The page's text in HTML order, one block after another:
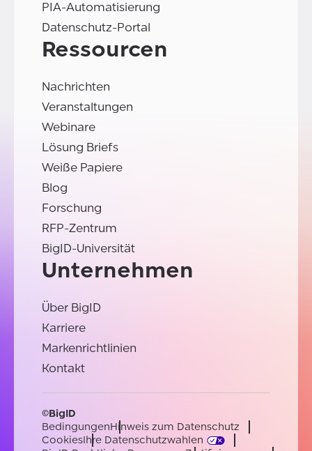
PIA-Automatisierung
Datenschutz-Portal
Ressourcen
Nachrichten
Veranstaltungen
Webinare
Lösung Briefs
Weiße Papiere
Blog
Forschung
RFP-Zentrum
BigID-Universität
Unternehmen
Über BigID
Karriere
Markenrichtlinien
Kontakt
©BigID
BedingungenHinweis zum Datenschutz
CookiesIhre Datenschutzwahlen